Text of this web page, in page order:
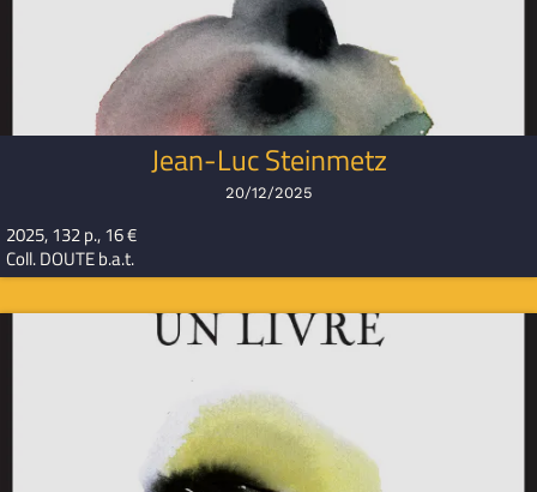
Jean-Luc Steinmetz
20/12/2025
2025, 132 p., 16 €
Coll. DOUTE b.a.t.